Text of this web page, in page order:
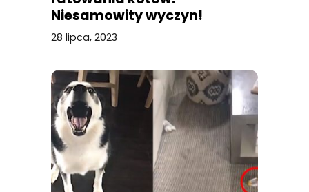
Niesamowity wyczyn!
28 lipca, 2023